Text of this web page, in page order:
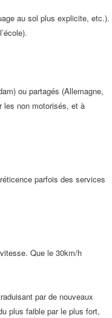
au sol plus explicite, etc.).
ou partagés (Allemagne,
les non motorisés, et à
parfois des services
Que le 30km/h
par de nouveaux
plus faible par le plus fort,